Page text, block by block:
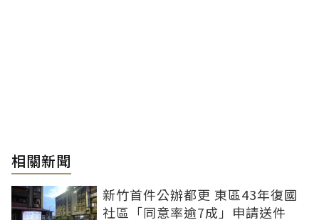
相關新聞
新竹首件公辦都更 東區43年復國
社區「同意率逾7成」申請送件